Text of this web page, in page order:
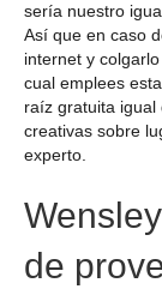
serí­a nuestro
Así que en caso
internet y
cual emplees
raíz gratuita
creativas sobre
experto.
de